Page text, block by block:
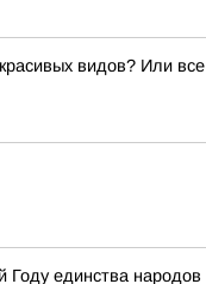
видов? Или
Году единства народов